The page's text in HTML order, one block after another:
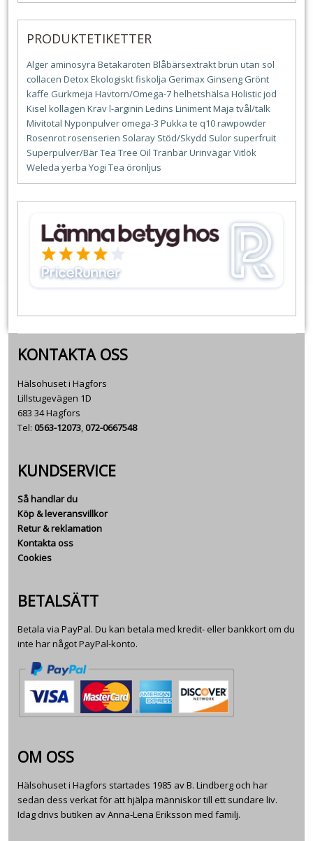
PRODUKTETIKETTER
Alger aminosyra Betakaroten Blåbärsextraktbrun utan sol
collacen DetoxEkologisktfiskolja Gerimax Ginseng Grönt
kaffe Gurkmeja Havtorn/Omega-7helhetshälsa Holisticjod
Kisel kollagen Kravl-arginin Ledins LinimentMaja tvål/talk
Mivitotal Nyponpulver omega-3 Pukka te q10rawpowder
Rosenrotrosenserien Solaray Stöd/Skydd Sulor superfruit
Superpulver/BärTea Tree Oil TranbärUrinvägarVitlök
Weleda yerba Yogi Tea öronljus
KONTAKTA OSS
Hälsohuset i Hagfors
Lillstugevägen 1D
683 34 Hagfors
Tel: 0563-12073,072-0667548
KUNDSERVICE
Så handlar du
Köp & leveransvillkor
Retur & reklamation
Kontakta oss
Cookies
BETALSÄTT
Betala via PayPal. Du kan betala med kredit- eller bankkort om du
inte har något PayPal-konto.
OM OSS
Hälsohuset i Hagfors startades 1985 av B. Lindberg och har
sedan dess verkat för att hjälpa människor till ett sundare liv.
Idag drivs butiken av Anna-Lena Eriksson med familj.